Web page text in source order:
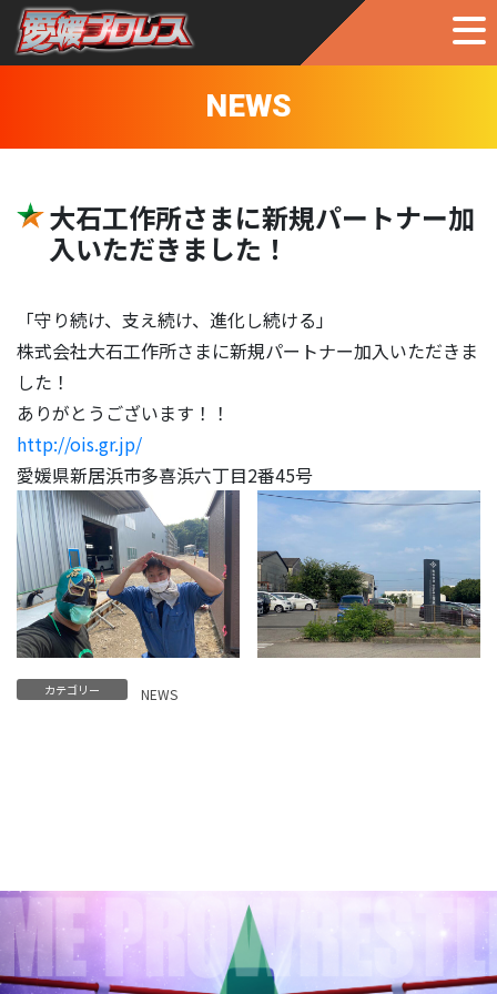
NEWS
大石工作所さまに新規パートナー加
入いただきました！
「守り続け、支え続け、進化し続ける」
株式会社大石工作所さまに新規パートナー加入いただきま
した！
ありがとうございます！！
http://ois.gr.jp/
愛媛県新居浜市多喜浜六丁目2番45号
カテゴリー NEWS